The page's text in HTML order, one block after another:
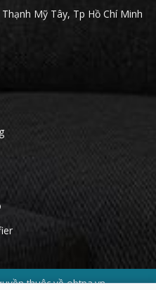
Mỹ Tây, Tp Hồ Chí Minh
thuộc về obtpa.vn